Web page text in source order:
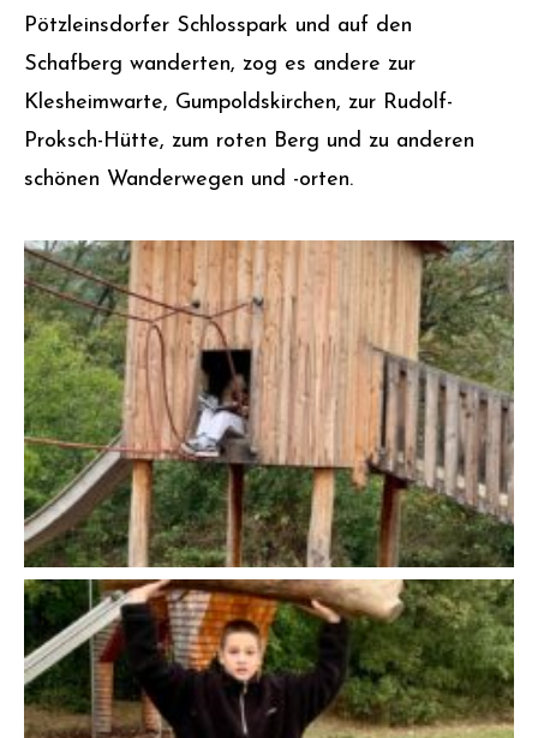
Pötzleinsdorfer Schlosspark und auf den
Schafberg wanderten, zog es andere zur
Klesheimwarte, Gumpoldskirchen, zur Rudolf-
Proksch-Hütte, zum roten Berg und zu anderen
schönen Wanderwegen und -orten.